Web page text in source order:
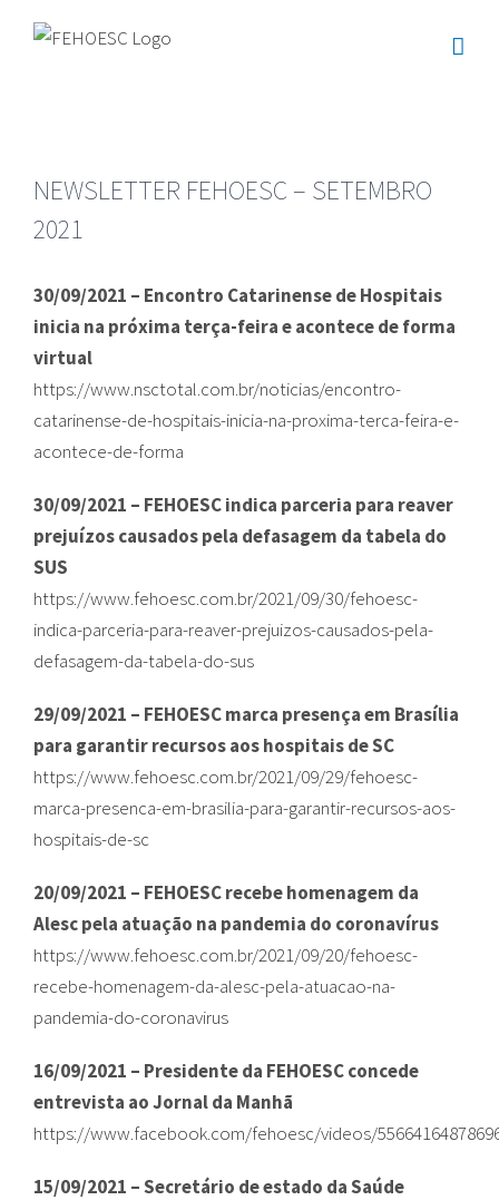
NEWSLETTER FEHOESC – SETEMBRO
2021
30/09/2021 – Encontro Catarinense de Hospitais
inicia na próxima terça-feira e acontece de forma
virtual
https://www.nsctotal.com.br/noticias/encontro-
catarinense-de-hospitais-inicia-na-proxima-terca-feira-e-
acontece-de-forma
30/09/2021 – FEHOESC indica parceria para reaver
prejuízos causados pela defasagem da tabela do
SUS
https://www.fehoesc.com.br/2021/09/30/fehoesc-
indica-parceria-para-reaver-prejuizos-causados-pela-
defasagem-da-tabela-do-sus
29/09/2021 – FEHOESC marca presença em Brasília
para garantir recursos aos hospitais de SC
https://www.fehoesc.com.br/2021/09/29/fehoesc-
marca-presenca-em-brasilia-para-garantir-recursos-aos-
hospitais-de-sc
20/09/2021 – FEHOESC recebe homenagem da
Alesc pela atuação na pandemia do coronavírus
https://www.fehoesc.com.br/2021/09/20/fehoesc-
recebe-homenagem-da-alesc-pela-atuacao-na-
pandemia-do-coronavirus
16/09/2021 – Presidente da FEHOESC concede
entrevista ao Jornal da Manhã
https://www.facebook.com/fehoesc/videos/
15/09/2021 – Secretário de estado da Saúde